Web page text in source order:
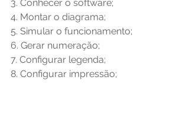
3. Conhecer o software;
4. Montar o diagrama;
5. Simular o funcionamento;
6. Gerar numeração;
7. Configurar legenda;
8. Configurar impressão;